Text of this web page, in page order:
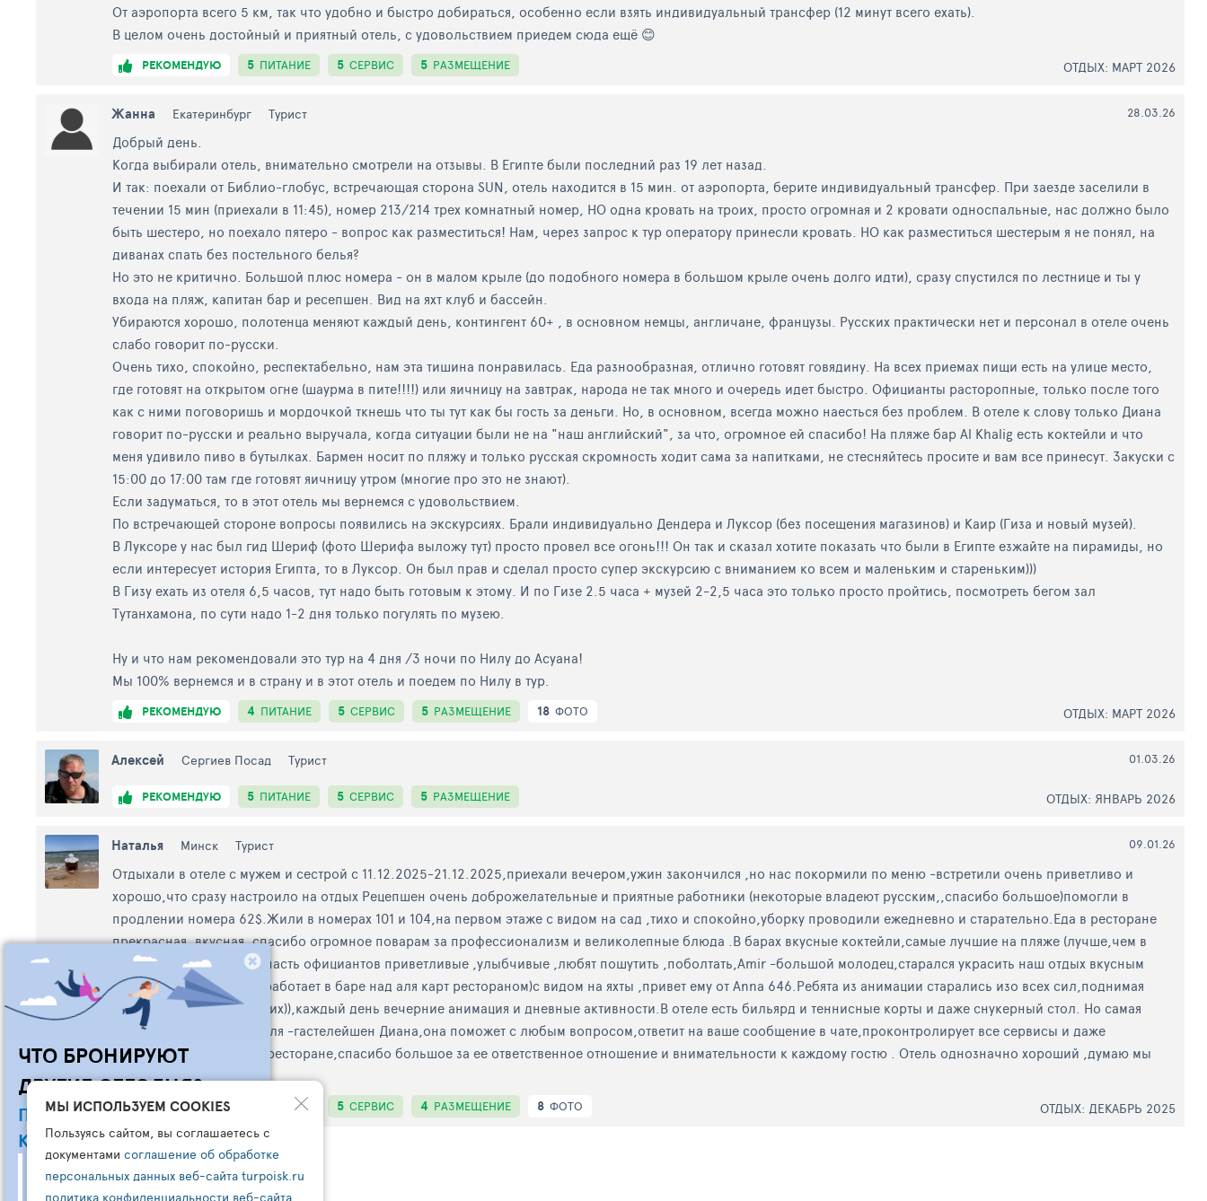
От аэропорта всего 5 км, так что удобно и быстро добираться, особенно если взять индивидуальный трансфер (12 минут всего ехать).
В целом очень достойный и приятный отель, с удовольствием приедем сюда ещё 😊
РЕКОМЕНДУЮ 5 ПИТАНИЕ 5 СЕРВИС 5 РАЗМЕЩЕНИЕ ОТДЫХ: МАРТ 2026
Жанна Екатеринбург Турист 28.03.26
Добрый день.
Когда выбирали отель, внимательно смотрели на отзывы. В Египте были последний раз 19 лет назад.
И так: поехали от Библио-глобус, встречающая сторона SUN, отель находится в 15 мин. от аэропорта, берите индивидуальный трансфер. При заезде заселили в
течении 15 мин (приехали в 11:45), номер 213/214 трех комнатный номер, НО одна кровать на троих, просто огромная и 2 кровати односпальные, нас должно было
быть шестеро, но поехало пятеро - вопрос как разместиться! Нам, через запрос к тур оператору принесли кровать. НО как разместиться шестерым я не понял, на
диванах спать без постельного белья?
Но это не критично. Большой плюс номера - он в малом крыле (до подобного номера в большом крыле очень долго идти), сразу спустился по лестнице и ты у
входа на пляж, капитан бар и ресепшен. Вид на яхт клуб и бассейн.
Убираются хорошо, полотенца меняют каждый день, контингент 60+ , в основном немцы, англичане, французы. Русских практически нет и персонал в отеле очень
слабо говорит по-русски.
Очень тихо, спокойно, респектабельно, нам эта тишина понравилась. Еда разнообразная, отлично готовят говядину. На всех приемах пищи есть на улице место,
где готовят на открытом огне (шаурма в пите!!!!) или яичницу на завтрак, народа не так много и очередь идет быстро. Официанты расторопные, только после того
как с ними поговоришь и мордочкой ткнешь что ты тут как бы гость за деньги. Но, в основном, всегда можно наесться без проблем. В отеле к слову только Диана
говорит по-русски и реально выручала, когда ситуации были не на "наш английский", за что, огромное ей спасибо! На пляже бар Al Khalig есть коктейли и что
меня удивило пиво в бутылках. Бармен носит по пляжу и только русская скромность ходит сама за напитками, не стесняйтесь просите и вам все принесут. Закуски с
15:00 до 17:00 там где готовят яичницу утром (многие про это не знают).
Если задуматься, то в этот отель мы вернемся с удовольствием.
По встречающей стороне вопросы появились на экскурсиях. Брали индивидуально Дендера и Луксор (без посещения магазинов) и Каир (Гиза и новый музей).
В Луксоре у нас был гид Шериф (фото Шерифа выложу тут) просто провел все огонь!!! Он так и сказал хотите показать что были в Египте езжайте на пирамиды, но
если интересует история Египта, то в Луксор. Он был прав и сделал просто супер экскурсию с вниманием ко всем и маленьким и стареньким)))
В Гизу ехать из отеля 6,5 часов, тут надо быть готовым к этому. И по Гизе 2.5 часа + музей 2-2,5 часа это только просто пройтись, посмотреть бегом зал
Тутанхамона, по сути надо 1-2 дня только погулять по музею.
Ну и что нам рекомендовали это тур на 4 дня /3 ночи по Нилу до Асуана!
Мы 100% вернемся и в страну и в этот отель и поедем по Нилу в тур.
РЕКОМЕНДУЮ 4 ПИТАНИЕ 5 СЕРВИС 5 РАЗМЕЩЕНИЕ 18 ФОТО ОТДЫХ: МАРТ 2026
Алексей Сергиев Посад Турист 01.03.26
РЕКОМЕНДУЮ 5 ПИТАНИЕ 5 СЕРВИС 5 РАЗМЕЩЕНИЕ ОТДЫХ: ЯНВАРЬ 2026
Наталья Минск Турист 09.01.26
Отдыхали в отеле с мужем и сестрой с 11.12.2025-21.12.2025,приехали вечером,ужин закончился ,но нас покормили по меню -встретили очень приветливо и
хорошо,что сразу настроило на отдых Рецепшен очень доброжелательные и приятные работники (некоторые владеют русским,,спасибо большое)помогли в
продлении номера 62$.Жили в номерах 101 и 104,на первом этаже с видом на сад ,тихо и спокойно,уборку проводили ежедневно и старательно.Еда в ресторане
прекрасная ,вкусная ,спасибо огромное поварам за профессионализм и великолепные блюда .В барах вкусные коктейли,самые лучшие на пляже (лучше,чем в
баре капитан),Большая часть официантов приветливые ,улыбчивые ,любят пошутить ,поболтать,Amir -большой молодец,старался украсить наш отдых вкусным
коктейлем или шуткой (работает в баре над аля карт рестораном)с видом на яхты ,привет ему от Anna 646.Ребята из анимации старались изо всех сил,поднимая
неподъемных отдыхающих)),каждый день вечерние анимация и дневные активности.В отеле есть бильярд и теннисные корты и даже снукерный стол. Но самая
большая жемчужина отеля -гастелейшен Диана,она поможет с любым вопросом,ответит на ваше сообщение в чате,проконтролирует все сервисы и даже
великолепные блюда в ресторане,спасибо большое за ее ответственное отношение и внимательности к каждому гостю . Отель однозначно хороший ,думаю мы
обязательно вернемся!
РЕКОМЕНДУЮ ПИТАНИЕ 5 СЕРВИС 4 РАЗМЕЩЕНИЕ 8 ФОТО ОТДЫХ: ДЕКАБРЬ 2025
ЧТО БРОНИРУЮТ
ДРУГИЕ СЕГОДНЯ?
ПОДПИШИСЬ НА НАШ
КАНАЛ В ТЕЛЕГРАМ
Узнайте:
- Что чаще всего бронируют другие
МЫ ИСПОЛЬЗУЕМ COOKIES
Пользуясь сайтом, вы соглашаетесь с
документами соглашение об обработке
персональных данных веб-сайта turpoisk.ru
политика конфиденциальности веб-сайта